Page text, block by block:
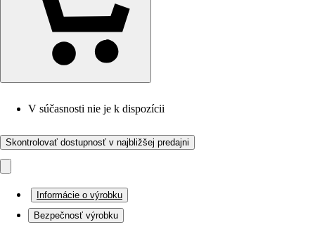
V súčasnosti nie je k dispozícii
Skontrolovať dostupnosť v najbližšej predajni
Informácie o výrobku
Bezpečnosť výrobku